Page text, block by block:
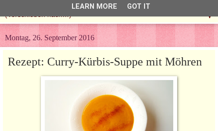
▼
Montag, 26. September 2016
Rezept: Curry-Kürbis-Suppe mit Möhren
LEARN MORE GOT IT